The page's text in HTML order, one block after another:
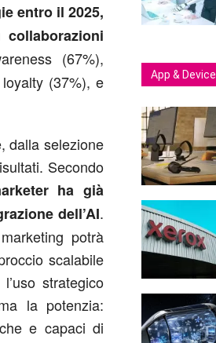
entro il 2025,
(67%),
(37%), e
dalla selezione
Secondo
ha già
dell’AI.
potrà
scalabile
strategico
la potenzia:
e capaci di
App & Device